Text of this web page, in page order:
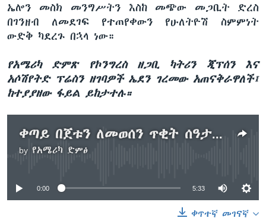
ኤሎን መስክ መንግሥትን እስከ መጭው መጋቢት ድረስ
በገንዘብ ለመደገፍ የተጠየቀውን የሁለትዮሽ ስምምነት
ውድቅ ካደረጉ በኋላ ነው።
የአሜሪካ ድምጽ የኮንግረስ ዘጋቢ ካትሪን ጂፕሰን እና
አሶሽየትድ ፕሬስን ዘገባዎች ኤደን ገረመው አጠናቅራዋለች፤
ከተያያዘው ፋይል ይከታተሉ።
ቀጣይ በጀቱን ለመወሰን ጥቂት ሰዓታት የቀሩት የዩናይትድ ስቴትስ የሕግ መወሰኛ ምክርቤት አጣብቂኝ ውስጥ ገብቷል
by የአሜሪካ ድምፅ
No media source currently available
0:00 5:33
ቀጥተኛ መገናኛ